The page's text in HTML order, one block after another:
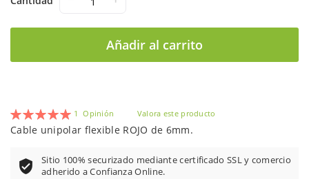
Añadir al carrito
Valoración:
100
% of100
1 Opinión Valora este producto
Cable unipolar flexible ROJO de 6mm.
Sitio 100% securizado mediante certificado SSL y comercio
adherido a Confianza Online.